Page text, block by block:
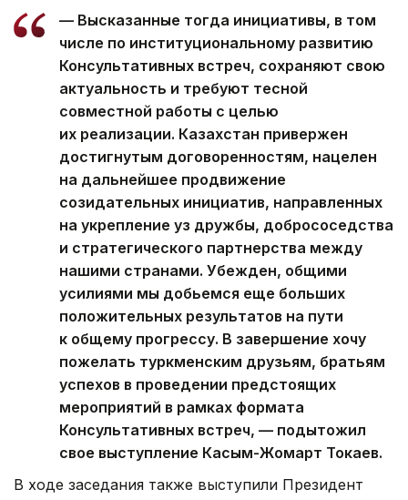
— Высказанные тогда инициативы, в том
числе по институциональному развитию
Консультативных встреч, сохраняют свою
актуальность и требуют тесной
совместной работы с целью
их реализации. Казахстан привержен
достигнутым договоренностям, нацелен
на дальнейшее продвижение
созидательных инициатив, направленных
на укрепление уз дружбы, добрососедства
и стратегического партнерства между
нашими странами. Убежден, общими
усилиями мы добьемся еще больших
положительных результатов на пути
к общему прогрессу. В завершение хочу
пожелать туркменским друзьям, братьям
успехов в проведении предстоящих
мероприятий в рамках формата
Консультативных встреч, — подытожил
свое выступление Касым-Жомарт Токаев.
В ходе заседания также выступили Президент